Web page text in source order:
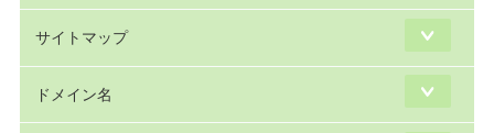
サイトマップ
ドメイン名